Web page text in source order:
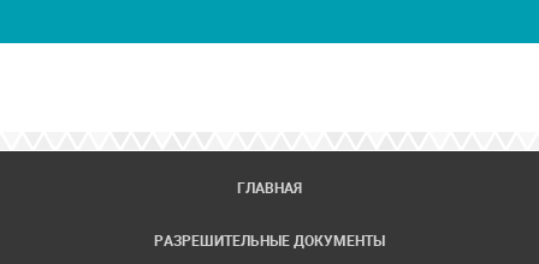
ГЛАВНАЯ
РАЗРЕШИТЕЛЬНЫЕ ДОКУМЕНТЫ